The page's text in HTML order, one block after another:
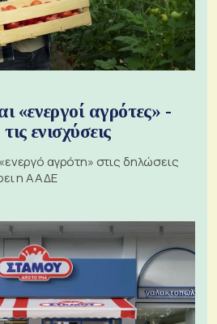
«ενεργοί αγρότες» -
ενισχύσεις
αγρότη» στις δηλώσεις
η ΑΑΔΕ